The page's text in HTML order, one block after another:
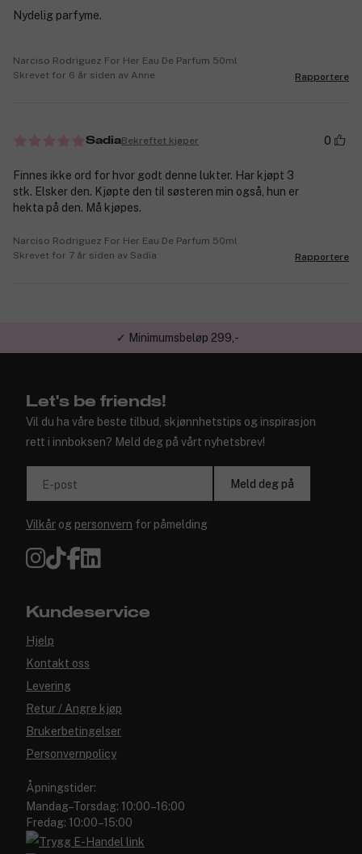
Nydelig parfyme.
Narciso Rodriguez For Her Eau De Parfum 50ml
Skrevet for 6 år siden av Anne
Rapportere
SadiaBekreftet kjøper 0
Finnes ikke ord for hvor godt denne lukter. Har kjøpt 3
stk. Elsker den. Kjøpte den til søsteren min også, hun er
hekta på den. Må kjøpes.
Narciso Rodriguez For Her Eau De Parfum 50ml
Skrevet for 7 år siden av Sadia
Rapportere
✓ Gratis frakt til våre butikker
Let's be friends!
Vil du ha våre beste tilbud, skjønnhetstips og inspirasjon
rett i innboksen? Meld deg på vårt nyhetsbrev!
E-post Meld deg på
Vilkår og personvern for påmelding
Kundeservice
Hjelp
Kontakt oss
Levering
Retur / Angre kjøp
Brukerbetingelser
Personvernpolicy
Åpningstider:
Mandag–Torsdag: 10:00–16:00
Fredag: 10:00–15:00